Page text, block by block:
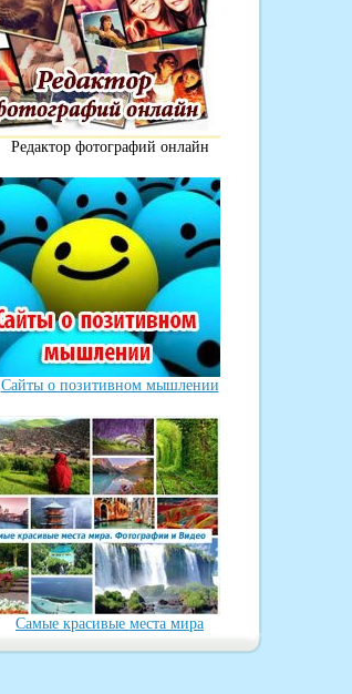
Редактор фотографий онлайн
Сайты о позитивном мышлении
Самые красивые места мира